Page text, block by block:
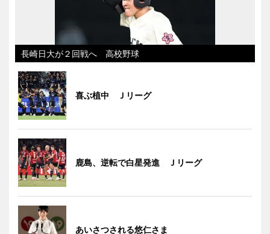
長崎日大が２回戦へ 高校野球
喜ぶ植中 Ｊリーグ
鹿島、逆転で白星発進 Ｊリーグ
あいさつされる悠仁さま